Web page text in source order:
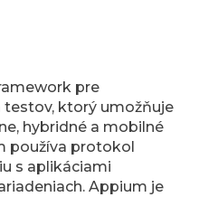
pre
ktorý umožňuje
hybridné a mobilné
používa protokol
s aplikáciami
Appium je